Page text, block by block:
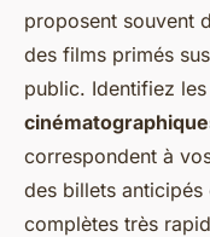
proposent souvent
des films primés
public. Identifiez les
correspondent à
des billets anticipés
complètes très